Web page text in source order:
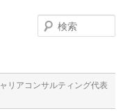
リアコンサルティング代表
索